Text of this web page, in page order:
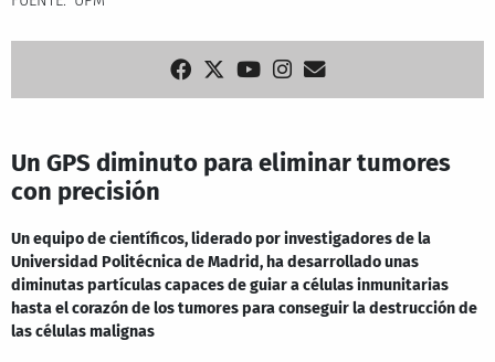
Un GPS diminuto para eliminar tumores
con precisión
Un equipo de científicos, liderado por investigadores de la
Universidad Politécnica de Madrid, ha desarrollado unas
diminutas partículas capaces de guiar a células inmunitarias
hasta el corazón de los tumores para conseguir la destrucción de
las células malignas